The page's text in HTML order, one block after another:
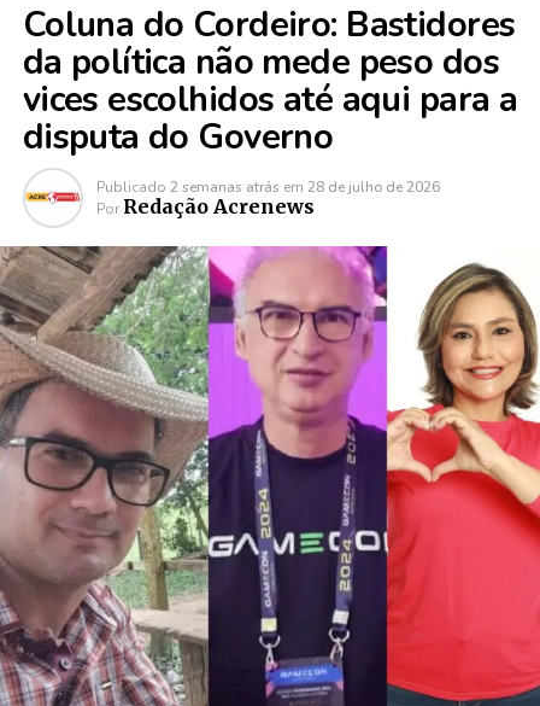
Coluna do Cordeiro: Bastidores
da política não mede peso dos
vices escolhidos até aqui para a
disputa do Governo
Publicado 2 semanas atrás em 28 de julho de 2026
Por Redação Acrenews